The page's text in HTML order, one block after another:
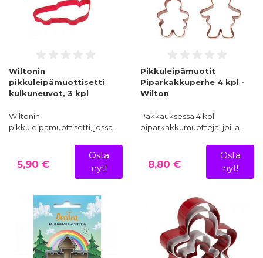
Wiltonin
pikkuleipämuottisetti
kulkuneuvot, 3 kpl
Wiltonin
pikkuleipämuottisetti, jossa…
5,90 €
Osta
nyt!
Pikkuleipämuotit
Piparkakkuperhe 4 kpl -
Wilton
Pakkauksessa 4 kpl
piparkakkumuotteja, joilla…
8,80 €
Osta
nyt!